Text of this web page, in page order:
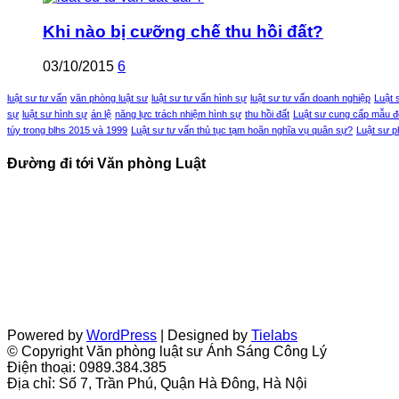
Khi nào bị cưỡng chế thu hồi đất?
03/10/2015 6
luật sư tư vấn văn phòng luật sư luật sư tư vấn hình sự luật sư tư vấn doanh nghiệp Luật
sự luật sư hình sự án lệ năng lực trách nhiệm hình sự thu hồi đất Luật sư cung cấp mẫu
túy trong blhs 2015 và 1999 Luật sư tư vấn thủ tục tạm hoãn nghĩa vụ quân sự? Luật sư
Đường đi tới Văn phòng Luật
Powered by WordPress | Designed by Tielabs
© Copyright Văn phòng luật sư Ánh Sáng Công Lý
Điện thoại: 0989.384.385
Địa chỉ: Số 7, Trần Phú, Quận Hà Đông, Hà Nội